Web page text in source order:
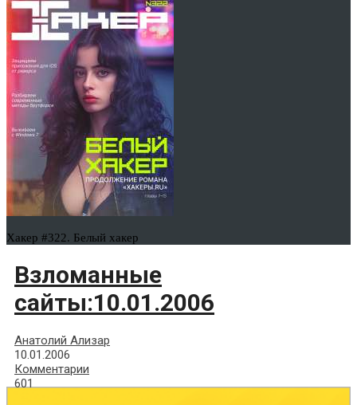
Хакер #322. Белый хакер
Взломанные
сайты:10.01.2006
Анатолий Ализар
10.01.2006
Комментарии
601